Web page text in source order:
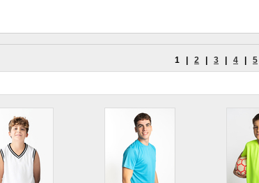
1 2 3 4 5